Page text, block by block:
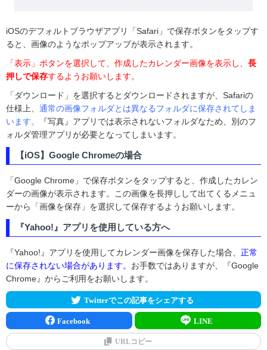
iOSのデフォルトブラウザアプリ「Safari」で保存ボタンをタップす
ると、画像のようなポップアップが表示されます。
「表示」ボタンを選択して、作成したカレンダー画像を表示し、 長
押しで保存するようお願いします。
「ダウンロード」を選択するとダウンロードされますが、Safariの
仕様上、 通常の画像フォルダとは異なるフォルダに保存されてしま
います。
『写真』アプリでは表示されないフォルダなため、別のフ
ォルダ管理アプリが必要となってしまいます。
【iOS】Google Chromeの場合
「Google Chrome」で保存ボタンをタップすると、作成したカレン
ダーの画像が表示されます。この画像を長押しして出てくるメニュ
ーから「画像を保存」を選択して保存するようお願いします。
『Yahoo!』アプリを使用している方へ
『Yahoo!』アプリを使用してカレンダー画像を保存した場合、 正常
に保存されない場合があります。 お手数ではありますが、『Google
Chrome』からご利用をお願いします。
Twitterでこの記事をシェアする
Facebook LINE
URLコピー